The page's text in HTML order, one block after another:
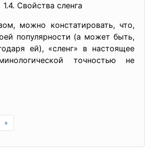
1.4. Свойства сленга
можно констатировать, что,
популярности (а может быть,
ей), «сленг» в настоящее
точностью не
»